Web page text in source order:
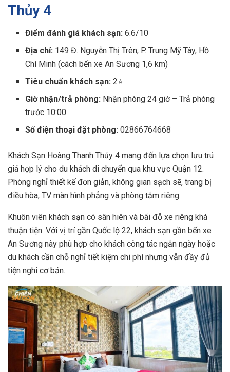
Thủy 4
Điểm đánh giá khách sạn: 6.6/10
Địa chỉ: 149 Đ. Nguyễn Thị Trên, P. Trung Mỹ Tây, Hồ
Chí Minh (cách bến xe An Sương 1,6 km)
Tiêu chuẩn khách sạn: 2⭐
Giờ nhận/trả phòng: Nhận phòng 24 giờ – Trả phòng
trước 10:00
Số điện thoại đặt phòng: 02866764668
Khách Sạn Hoàng Thanh Thủy 4 mang đến lựa chọn lưu trú
giá hợp lý cho du khách di chuyển qua khu vực Quận 12.
Phòng nghỉ thiết kế đơn giản, không gian sạch sẽ, trang bị
điều hòa, TV màn hình phẳng và phòng tắm riêng.
Khuôn viên khách sạn có sân hiên và bãi đỗ xe riêng khá
thuận tiện. Với vị trí gần Quốc lộ 22, khách sạn gần bến xe
An Sương này phù hợp cho khách công tác ngắn ngày hoặc
du khách cần chỗ nghỉ tiết kiệm chi phí nhưng vẫn đầy đủ
tiện nghi cơ bản.